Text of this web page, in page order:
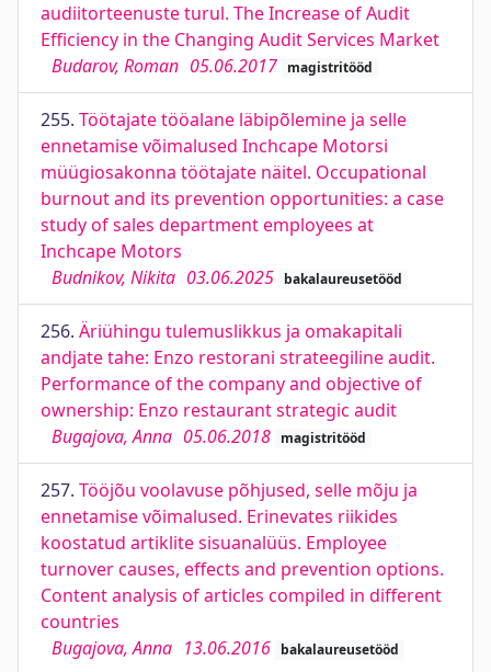
audiitorteenuste turul. The Increase of Audit
Efficiency in the Changing Audit Services Market
Budarov, Roman 05.06.2017 magistritööd
255. Töötajate tööalane läbipõlemine ja selle
ennetamise võimalused Inchcape Motorsi
müügiosakonna töötajate näitel. Occupational
burnout and its prevention opportunities: a case
study of sales department employees at
Inchcape Motors
Budnikov, Nikita 03.06.2025 bakalaureusetööd
256. Äriühingu tulemuslikkus ja omakapitali
andjate tahe: Enzo restorani strateegiline audit.
Performance of the company and objective of
ownership: Enzo restaurant strategic audit
Bugajova, Anna 05.06.2018 magistritööd
257. Tööjõu voolavuse põhjused, selle mõju ja
ennetamise võimalused. Erinevates riikides
koostatud artiklite sisuanalüüs. Employee
turnover causes, effects and prevention options.
Content analysis of articles compiled in different
countries
Bugajova, Anna 13.06.2016 bakalaureusetööd